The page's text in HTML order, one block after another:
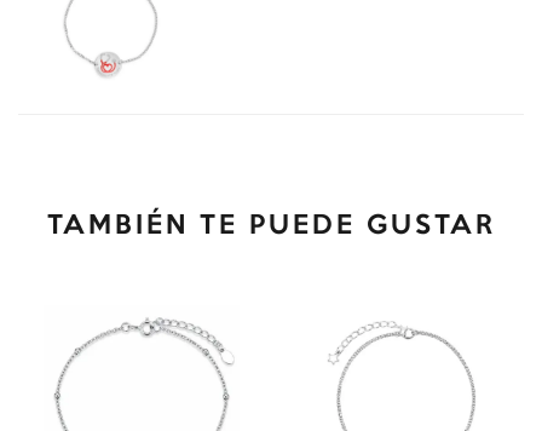
TAMBIÉN TE PUEDE GUSTAR